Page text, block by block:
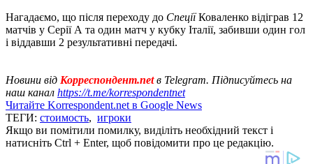
Нагадаємо, що після переходу до СпеціїКоваленко відіграв 12
матчів у Серії А та один матч у кубку Італії, забивши один гол
і віддавши 2 результативні передачі.
Новини від Корреспондент.netв Telegram. Підписуйтесь на
наш канал https://t.me/korrespondentnet
Читайте Korrespondent.net в Google News
ТЕГИ: стоимость, игроки
Якщо ви помітили помилку, виділіть необхідний текст і
натисніть Ctrl + Enter, щоб повідомити про це редакцію.